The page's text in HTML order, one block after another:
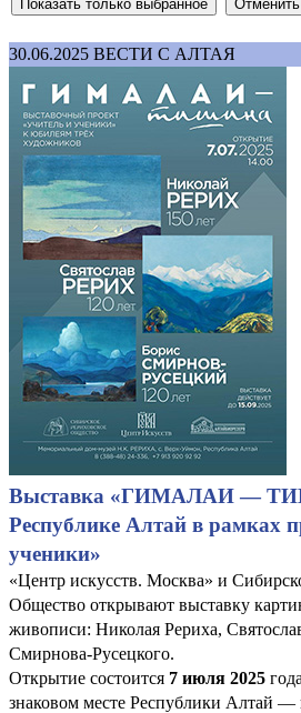
30.06.2025 ВЕСТИ С АЛТАЯ
Выставка «ГИМАЛАИ —
Республике Алтай в рамках
ученики»
«Центр искусств. Москва» и
Общество открывают выставку
живописи: Николая Рериха,
Смирнова-Русецкого.
Открытие состоится 7 июля 2025
знаковом месте Республики Алтай —